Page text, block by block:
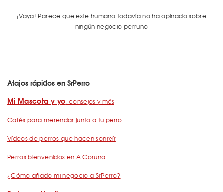
¡Vaya! Parece que este humano todavía no ha opinado sobre
ningún negocio perruno
Atajos rápidos en SrPerro
Mi Mascota y yo: consejos y más
Cafés para merendar junto a tu perro
Vídeos de perros que hacen sonreír
Perros bienvenidos en A Coruña
¿Cómo añado mi negocio a SrPerro?